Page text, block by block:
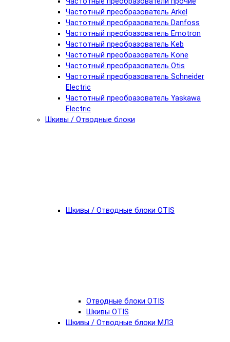
Частотный преобразователь Arkel
Частотный преобразователь Danfoss
Частотный преобразователь Emotron
Частотный преобразователь Keb
Частотный преобразователь Kone
Частотный преобразователь Otis
Частотный преобразователь Schneider
Electric
Частотный преобразователь Yaskawa
Electric
Шкивы / Отводные блоки
Шкивы / Отводные блоки OTIS
Отводные блоки OTIS
Шкивы OTIS
Шкивы / Отводные блоки МЛЗ